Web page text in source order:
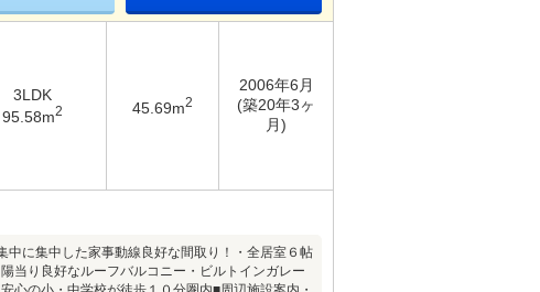
3LDK
95.58m2 45.69m2
2006年6月
(築20年3ヶ
月)
に集中した家事動線良好な間取り！・全居室６帖
当り良好なルーフバルコニー・ビルトインガレー